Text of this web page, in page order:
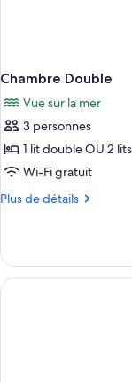
Chambre Double
Vue sur la mer
3 personnes
1 lit double OU 2
Wi-Fi gratuit
Plus de détails
Plus
le
type
de